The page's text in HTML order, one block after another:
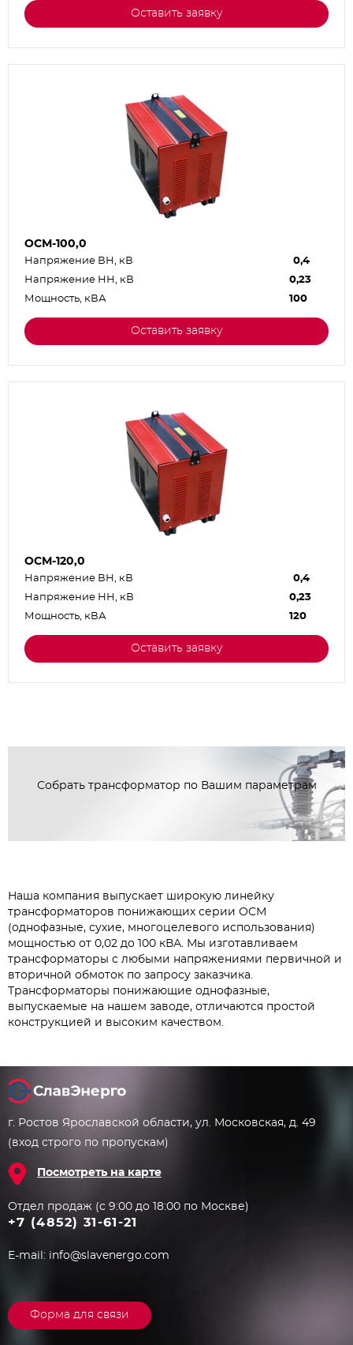
Оставить заявку
ОСМ-100,0
Напряжение ВН, кВ
0,4
Напряжение НН, кВ
0,23
Мощность, кВА
100
Оставить заявку
ОСМ-120,0
Напряжение ВН, кВ
0,4
Напряжение НН, кВ
0,23
Мощность, кВА
120
Оставить заявку
Собрать трансформатор по Вашим параметрам
Наша компания выпускает широкую линейку
трансформаторов понижающих серии ОСМ
(однофазные, сухие, многоцелевого использования)
мощностью от 0,02 до 100 кВА. Мы изготавливаем
трансформаторы с любыми напряжениями первичной и
вторичной обмоток по запросу заказчика.
Трансформаторы понижающие однофазные,
выпускаемые на нашем заводе, отличаются простой
конструкцией и высоким качеством.
г. Ростов Ярославской области, ул. Московская, д. 49
(вход строго по пропускам)
Посмотреть на карте
Отдел продаж (с 9:00 до 18:00 по Москве)
+7 (4852) 31-61-21
E-mail: info@slavenergo.com
Форма для связи